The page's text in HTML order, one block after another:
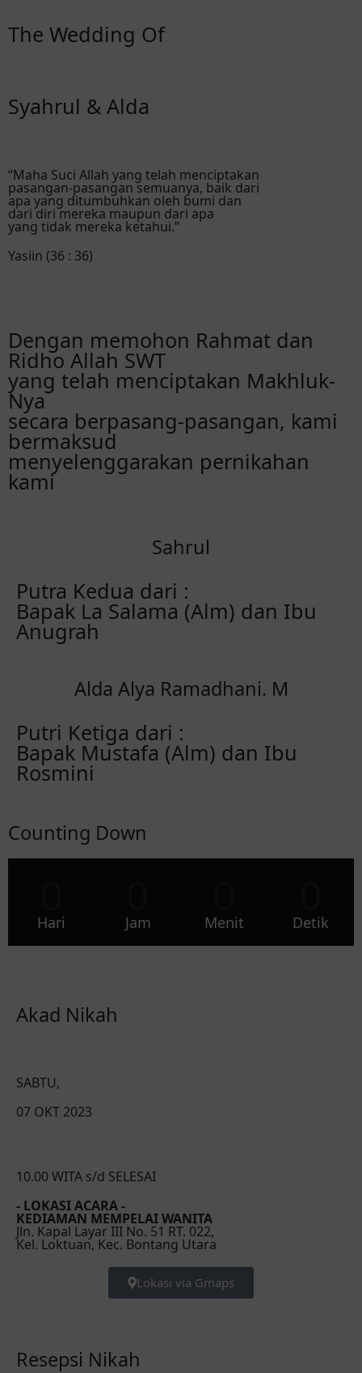
The Wedding Of
Syahrul & Alda
“Maha Suci Allah yang telah menciptakan
pasangan-pasangan semuanya, baik dari
apa yang ditumbuhkan oleh bumi dan
dari diri mereka maupun dari apa
yang tidak mereka ketahui.”
Yasiin (36 : 36)
Dengan memohon Rahmat dan
Ridho Allah SWT
yang telah menciptakan Makhluk-
Nya
secara berpasang-pasangan, kami
bermaksud
menyelenggarakan pernikahan
kami
Sahrul
Putra Kedua dari :
Bapak La Salama (Alm) dan Ibu
Anugrah
Alda Alya Ramadhani. M
Putri Ketiga dari :
Bapak Mustafa (Alm) dan Ibu
Rosmini
Counting Down
Hari Jam Menit Detik
Akad Nikah
SABTU,
07 OKT 2023
10.00 WITA s/d SELESAI
- LOKASI ACARA -
KEDIAMAN MEMPELAI WANITA
Jln. Kapal Layar III No. 51 RT. 022,
Kel. Loktuan, Kec. Bontang Utara
Lokasi via Gmaps
Resepsi Nikah